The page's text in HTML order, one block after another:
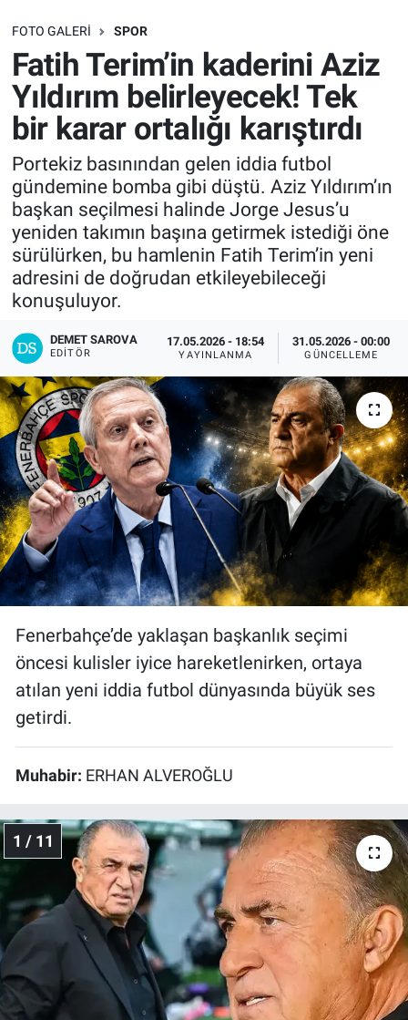
FOTO GALERI SPOR
Fatih Terim’in kaderini Aziz
Yıldırım belirleyecek! Tek
bir karar ortalığı karıştırdı
Portekiz basınından gelen iddia futbol
gündemine bomba gibi düştü. Aziz Yıldırım’ın
başkan seçilmesi halinde Jorge Jesus’u
yeniden takımın başına getirmek istediği öne
sürülürken, bu hamlenin Fatih Terim’in yeni
adresini de doğrudan etkileyebileceği
konuşuluyor.
DEMET SAROVA
EDITÖR
17.05.2026 - 18:54
YAYINLANMA
31.05.2026 - 00:00
GÜNCELLEME
Fenerbahçe’de yaklaşan başkanlık seçimi
öncesi kulisler iyice hareketlenirken, ortaya
atılan yeni iddia futbol dünyasında büyük ses
getirdi.
Muhabir: ERHAN ALVEROĞLU
1 / 11
SAĞLIK
EKONOMİ
EĞİTİM
ÖZEL HABER
Keşfet
ASTROLOJİ
MANŞET
RESMİ İLANLAR
İLAN
Bize ulaşın
İletişim/Künye
Yaşam
Gözden Kaçmasın
İletişim (Künye)